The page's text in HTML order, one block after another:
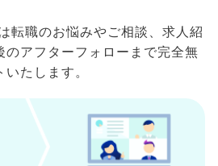
転職のお悩みやご相談、求人紹
のアフターフォローまで完全無
たします。